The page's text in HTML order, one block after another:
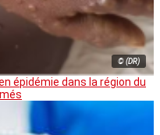
© (DR)
épidémie dans la région du